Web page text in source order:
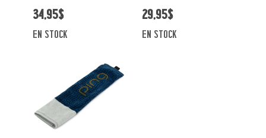
34,95$
en stock
29,95$
en stock